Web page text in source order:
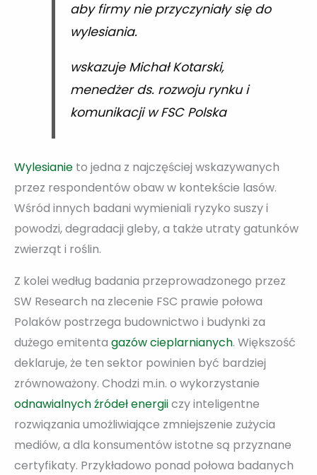
aby firmy nie przyczyniały się do
wylesiania.
wskazuje Michał Kotarski,
menedżer ds. rozwoju rynku i
komunikacji w FSC Polska
Wylesianie to jedna z najczęściej wskazywanych
przez respondentów obaw w kontekście lasów.
Wśród innych badani wymieniali ryzyko suszy i
powodzi, degradacji gleby, a także utraty gatunków
zwierząt i roślin.
Z kolei według badania przeprowadzonego przez
SW Research na zlecenie FSC prawie połowa
Polaków postrzega budownictwo i budynki za
dużego emitenta gazów cieplarnianych. Większość
deklaruje, że ten sektor powinien być bardziej
zrównoważony. Chodzi m.in. o wykorzystanie
odnawialnych źródeł energiiczy inteligentne
rozwiązania umożliwiające zmniejszenie zużycia
mediów, a dla konsumentów istotne są przyznane
certyfikaty. Przykładowo ponad połowa badanych